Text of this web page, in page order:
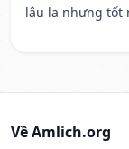
lâu la nhưng tốt
Về Amlich.org